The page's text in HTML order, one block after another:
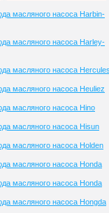
масляного насоса Harbin-
масляного насоса Harley-
масляного насоса Hercules
масляного насоса Heuliez
масляного насоса Hino
масляного насоса Hisun
масляного насоса Holden
масляного насоса Honda
масляного насоса Honda
масляного насоса Hongda